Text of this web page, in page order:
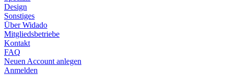
Design
Sonstiges
Über Widado
Mitgliedsbetriebe
Kontakt
FAQ
Neuen Account anlegen
Anmelden